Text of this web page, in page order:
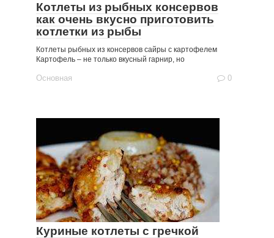
Котлеты из рыбных консервов
как очень вкусно приготовить
котлетки из рыбы
Котлеты рыбных из консервов сайры с картофелем
Картофель – не только вкусный гарнир, но
Основная 0
Куриные котлеты с гречкой